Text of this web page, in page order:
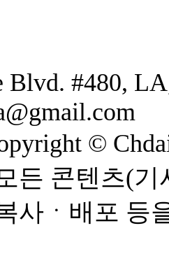
Blvd. #480,
©
든 콘텐츠(
사ㆍ배포 등